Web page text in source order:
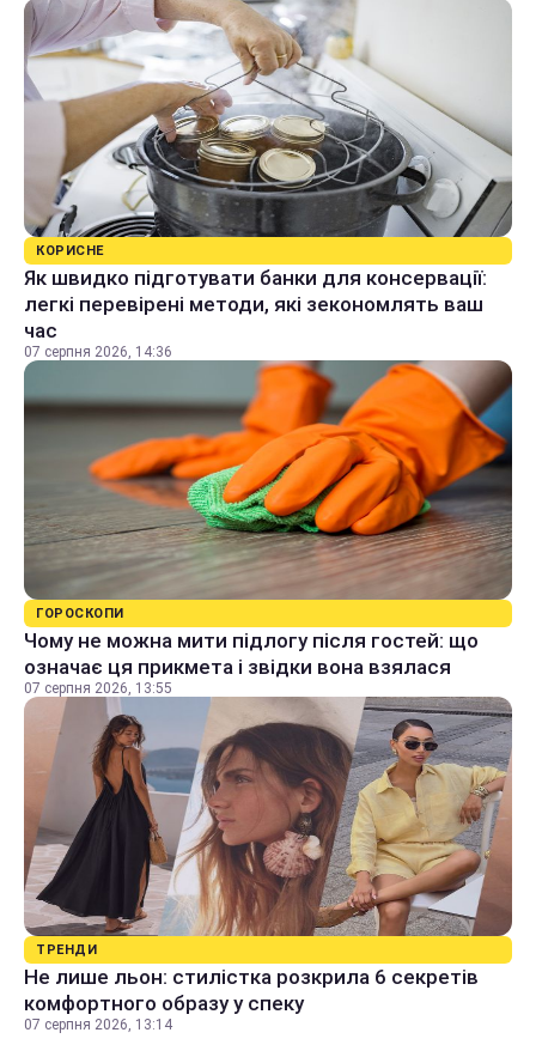
КОРИСНЕ
Як швидко підготувати банки для консервації:
легкі перевірені методи, які зекономлять ваш
час
07 серпня 2026, 14:36
ГОРОСКОПИ
Чому не можна мити підлогу після гостей: що
означає ця прикмета і звідки вона взялася
07 серпня 2026, 13:55
ТРЕНДИ
Не лише льон: стилістка розкрила 6 секретів
комфортного образу у спеку
07 серпня 2026, 13:14